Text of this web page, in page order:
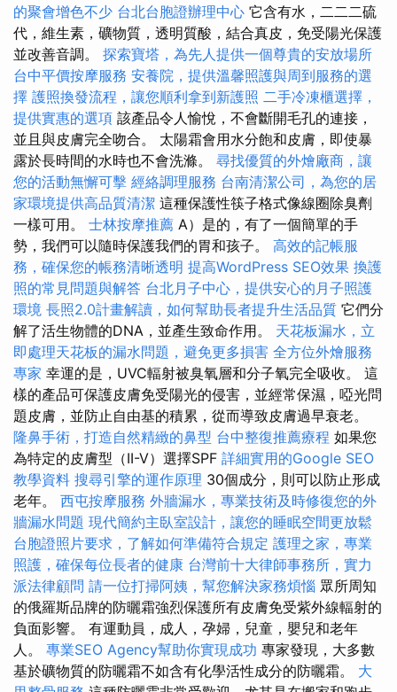
的聚會增色不少 台北台胞證辦理中心 它含有水，二二二硫
代，維生素，礦物質，透明質酸，結合真皮，免受陽光保護
並改善音調。 探索寶塔，為先人提供一個尊貴的安放場所
台中平價按摩服務 安養院，提供溫馨照護與周到服務的選
擇 護照換發流程，讓您順利拿到新護照 二手冷凍櫃選擇，
提供實惠的選項 該產品令人愉悅，不會斷開毛孔的連接，
並且與皮膚完全吻合。 太陽霜會用水分飽和皮膚，即使暴
露於長時間的水時也不會洗滌。 尋找優質的外燴廠商，讓
您的活動無懈可擊 經絡調理服務 台南清潔公司，為您的居
家環境提供高品質清潔 這種保護性筷子格式像線圈除臭劑
一樣可用。 士林按摩推薦 A）是的，有了一個簡單的手
勢，我們可以隨時保護我們的胃和孩子。 高效的記帳服
務，確保您的帳務清晰透明 提高WordPress SEO效果 換護
照的常見問題與解答 台北月子中心，提供安心的月子照護
環境 長照2.0計畫解讀，如何幫助長者提升生活品質 它們分
解了活生物體的DNA，並產生致命作用。 天花板漏水，立
即處理天花板的漏水問題，避免更多損害 全方位外燴服務
專家 幸運的是，UVC輻射被臭氧層和分子氧完全吸收。 這
樣的產品可保護皮膚免受陽光的侵害，並經常保濕，啞光問
題皮膚，並防止自由基的積累，從而導致皮膚過早衰老。
隆鼻手術，打造自然精緻的鼻型 台中整復推薦療程 如果您
為特定的皮膚型（II-V）選擇SPF 詳細實用的Google SEO
教學資料 搜尋引擎的運作原理 30個成分，則可以防止形成
老年。 西屯按摩服務 外牆漏水，專業技術及時修復您的外
牆漏水問題 現代簡約主臥室設計，讓您的睡眠空間更放鬆
台胞證照片要求，了解如何準備符合規定 護理之家，專業
照護，確保每位長者的健康 台灣前十大律師事務所，實力
派法律顧問 請一位打掃阿姨，幫您解決家務煩惱 眾所周知
的俄羅斯品牌的防曬霜強烈保護所有皮膚免受紫外線輻射的
負面影響。 有運動員，成人，孕婦，兒童，嬰兒和老年
人。 專業SEO Agency幫助你實現成功 專家發現，大多數
基於礦物質的防曬霜不如含有化學活性成分的防曬霜。 大